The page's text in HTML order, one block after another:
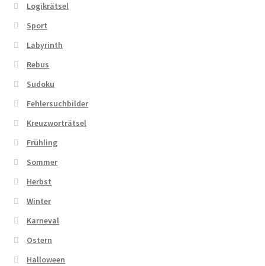
Logikrätsel
Sport
Labyrinth
Rebus
Sudoku
Fehlersuchbilder
Kreuzworträtsel
Frühling
Sommer
Herbst
Winter
Karneval
Ostern
Halloween